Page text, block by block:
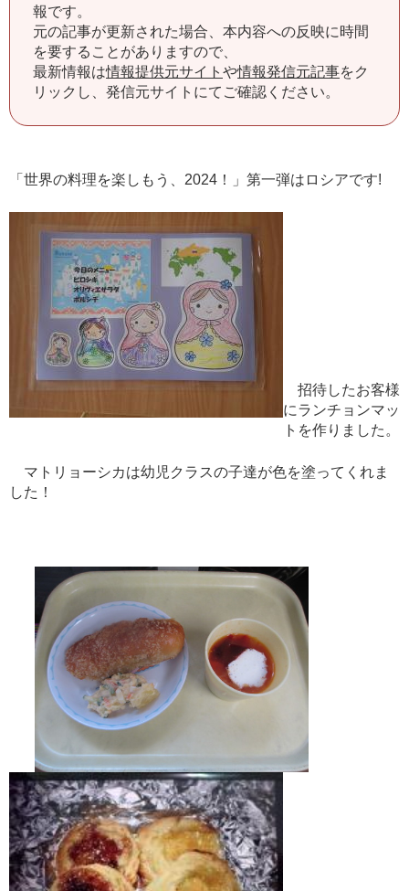
報です。
元の記事が更新された場合、本内容への反映に時間
を要することがありますので、
最新情報は情報提供元サイト や情報発信元記事をク
リックし、発信元サイトにてご確認ください。
「世界の料理を楽しもう、2024！」第一弾はロシアです!
招待したお客様
にランチョンマッ
トを作りました。
マトリョーシカは幼児クラスの子達が色を塗ってくれま
した！